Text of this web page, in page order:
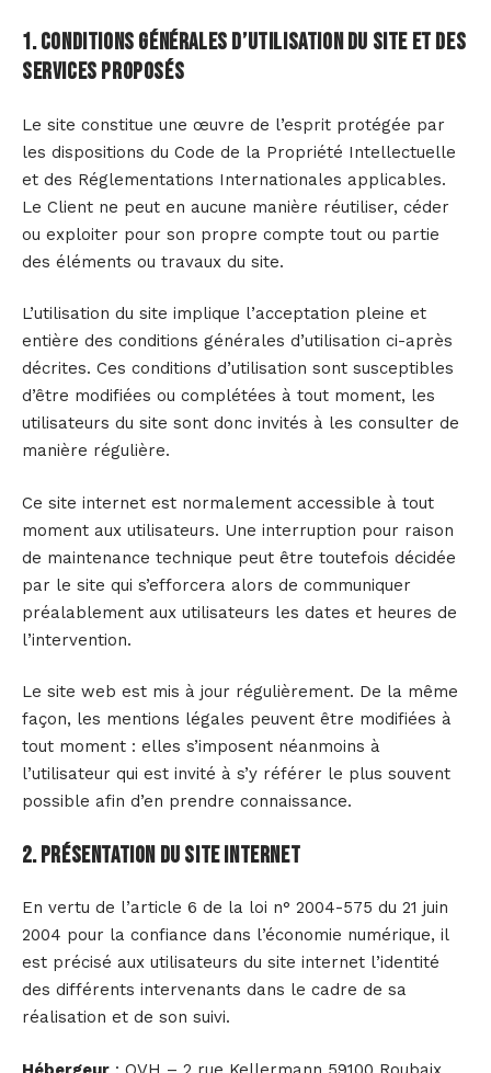
1. Conditions générales d’utilisation du site et des
services proposés
Le site constitue une œuvre de l’esprit protégée par
les dispositions du Code de la Propriété Intellectuelle
et des Réglementations Internationales applicables.
Le Client ne peut en aucune manière réutiliser, céder
ou exploiter pour son propre compte tout ou partie
des éléments ou travaux du site.
L’utilisation du site implique l’acceptation pleine et
entière des conditions générales d’utilisation ci-après
décrites. Ces conditions d’utilisation sont susceptibles
d’être modifiées ou complétées à tout moment, les
utilisateurs du site sont donc invités à les consulter de
manière régulière.
Ce site internet est normalement accessible à tout
moment aux utilisateurs. Une interruption pour raison
de maintenance technique peut être toutefois décidée
par le site qui s’efforcera alors de communiquer
préalablement aux utilisateurs les dates et heures de
l’intervention.
Le site web est mis à jour régulièrement. De la même
façon, les mentions légales peuvent être modifiées à
tout moment : elles s’imposent néanmoins à
l’utilisateur qui est invité à s’y référer le plus souvent
possible afin d’en prendre connaissance.
2. Présentation du site internet
En vertu de l’article 6 de la loi n° 2004-575 du 21 juin
2004 pour la confiance dans l’économie numérique, il
est précisé aux utilisateurs du site internet l’identité
des différents intervenants dans le cadre de sa
réalisation et de son suivi.